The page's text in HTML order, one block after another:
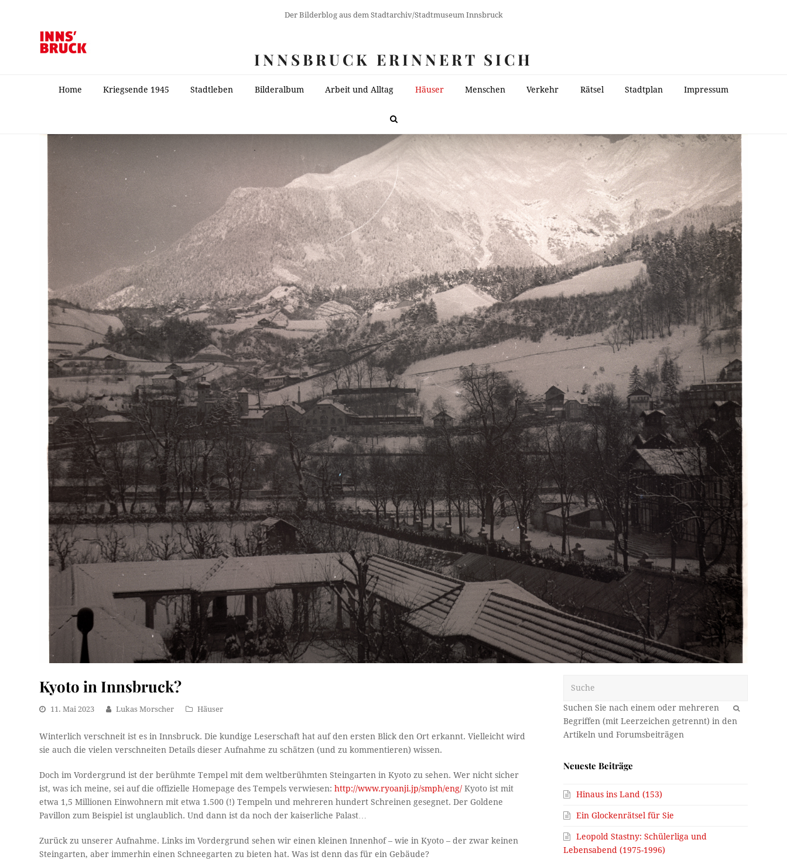
Der Bilderblog aus dem Stadtarchiv/Stadtmuseum Innsbruck
INNSBRUCK ERINNERT SICH
Home Kriegsende 1945 Stadtleben Bilderalbum Arbeit und Alltag Häuser Menschen Verkehr Rätsel Stadtplan Impressum
Kyoto in Innsbruck?
11. Mai 2023 Lukas Morscher Häuser
Winterlich verschneit ist es in Innsbruck. Die kundige Leserschaft hat auf den ersten Blick den Ort erkannt. Vielleicht wird
sie auch die vielen verschneiten Details dieser Aufnahme zu schätzen (und zu kommentieren) wissen.
Doch im Vordergrund ist der berühmte Tempel mit dem weltberühmten Steingarten in Kyoto zu sehen. Wer nicht sicher
ist, was ich meine, sei auf die offizielle Homepage des Tempels verwiesen:http://www.ryoanji.jp/smph/eng/ Kyoto ist mit
etwa 1,5 Millionen Einwohnern mit etwa 1.500 (!) Tempeln und mehreren hundert Schreinen gesegnet. Der Goldene
Pavillon zum Beispiel ist unglaublich. Und dann ist da noch der kaiserliche Palast…
Zurück zu unserer Aufnahme. Links im Vordergrund sehen wir einen kleinen Innenhof – wie in Kyoto – der zwar keinen
Steingarten, aber immerhin einen Schneegarten zu bieten hat. Was ist denn das für ein Gebäude?
OK
Neueste Beiträge
Hinaus ins Land (153)
Ein Glockenrätsel für Sie
Leopold Stastny: Schülerliga und
Lebensabend (1975-1996)